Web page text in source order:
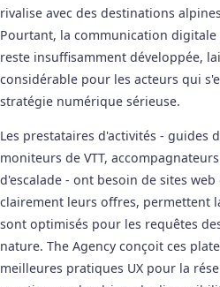
rivalise avec des destinations
Pourtant, la communication digitale
reste insuffisamment développée,
considérable pour les acteurs qui
stratégie numérique sérieuse.
Les prestataires d'activités - guides
moniteurs de VTT,
d'escalade - ont besoin de sites
clairement leurs offres, permettent
sont optimisés pour les requêtes
nature. The Agency conçoit ces
meilleures pratiques UX pour la